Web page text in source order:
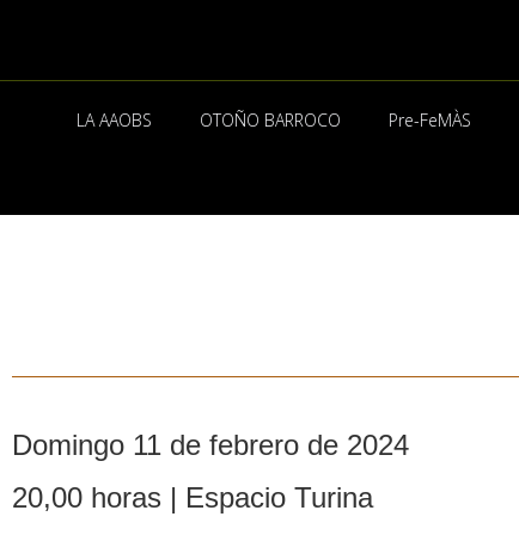
contenido
LA AAOBS OTOÑO BARROCO Pre-FeMÀS
Domingo 11 de febrero de 2024
20,00 horas | Espacio Turina